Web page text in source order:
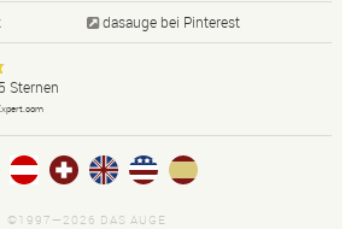
dasauge bei Pinterest
5 Sternen
©1997—2026 DAS AUGE